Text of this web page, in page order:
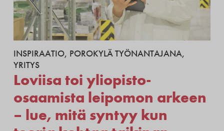
INSPIRAATIO, POROKYLÄ TYÖNANTAJANA,
YRITYS
Loviisa toi yliopisto-
osaamista leipomon arkeen
– lue, mitä syntyy kun